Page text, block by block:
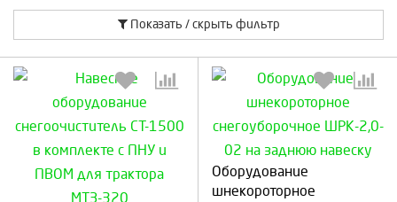
Показать / скрыть фильтр
Выберите количество:
Оборудование
шнекороторное
Выберите количество: